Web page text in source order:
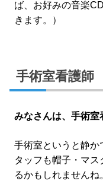
ば、お好みの音楽
きます。）
手術室看護師
みなさんは、手術室
手術室というと静か
タッフも帽子・マ
るかもしれませんね